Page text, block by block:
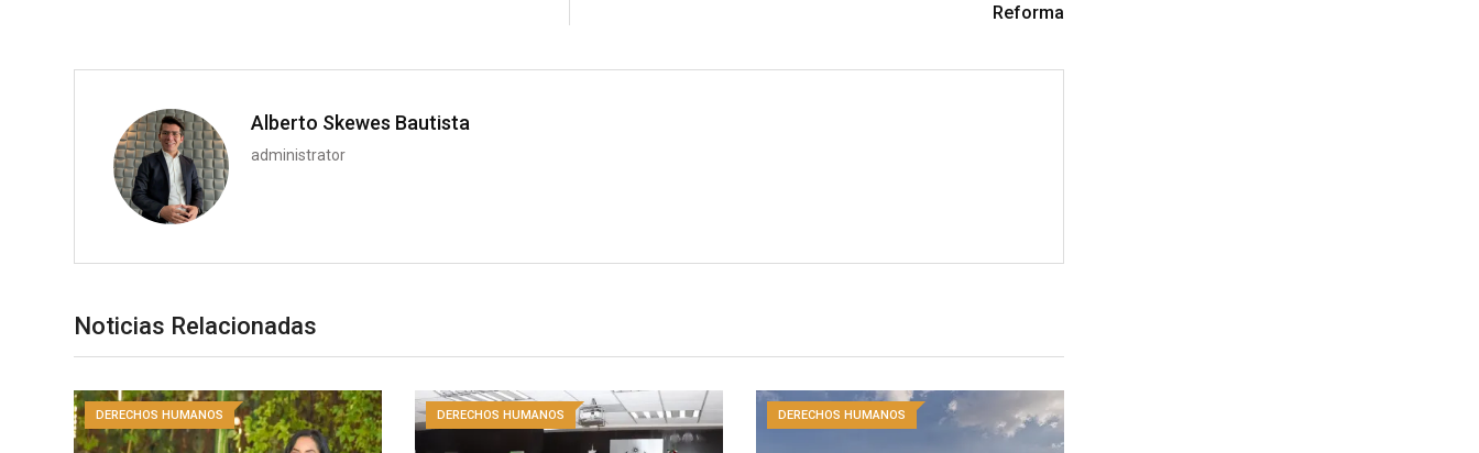
Reforma
Alberto Skewes Bautista
administrator
Noticias Relacionadas
DERECHOS HUMANOS DERECHOS HUMANOS DERECHOS HUMANOS